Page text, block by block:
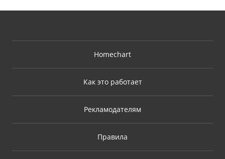
Homechart
Как это работает
Рекламодателям
Правила